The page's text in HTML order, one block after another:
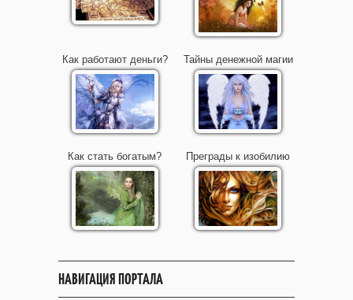
Как работают деньги? Тайны денежной магии
Как стать богатым? Преграды к изобилию
НАВИГАЦИЯ ПОРТАЛА